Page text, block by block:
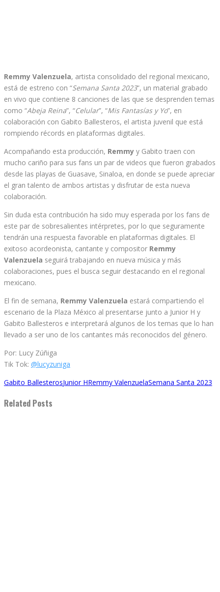
Remmy Valenzuela, artista consolidado del regional mexicano,
está de estreno con “Semana Santa 2023”, un material grabado
en vivo que contiene 8 canciones de las que se desprenden temas
como “Abeja Reina”, “Celular”, “Mis Fantasías y Yo”, en
colaboración con Gabito Ballesteros, el artista juvenil que está
rompiendo récords en plataformas digitales.
​​Acompañando esta producción, Remmy y Gabito traen con
mucho cariño para sus fans un par de videos que fueron grabados
desde las playas de Guasave, Sinaloa, en donde se puede apreciar
el gran talento de ambos artistas y disfrutar de esta nueva
colaboración.
Sin duda esta contribución ha sido muy esperada por los fans de
este par de sobresalientes intérpretes, por lo que seguramente
tendrán una respuesta favorable en plataformas digitales. El
exitoso acordeonista, cantante y compositor Remmy
Valenzuela seguirá trabajando en nueva música y más
colaboraciones, pues el busca seguir destacando en el regional
mexicano.
El fin de semana, Remmy Valenzuela estará compartiendo el
escenario de la Plaza México al presentarse junto a Junior H y
Gabito Ballesteros e interpretará algunos de los temas que lo han
llevado a ser uno de los cantantes más reconocidos del género.
Por: Lucy Zúñiga
Tik Tok: @lucyzuniga
Gabito BallesterosJunior HRemmy ValenzuelaSemana Santa 2023
Related Posts